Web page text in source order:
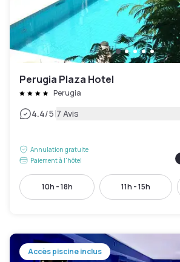
Perugia Plaza Hotel
Perugia
4.4/5|7 Avis
Annulation gratuite
Paiement à l'hôtel
10h - 18h 11h - 15h
Accès piscine inclus